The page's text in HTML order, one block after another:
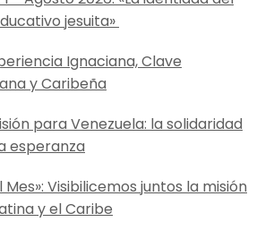
jesuita»
Ignaciana, Clave
y Caribeña
para Venezuela: la solidaridad
esperanza
Mes»: Visibilicemos juntos la misión
y el Caribe